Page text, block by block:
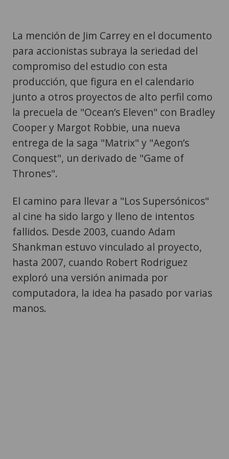
La mención de Jim Carrey en el documento
para accionistas subraya la seriedad del
compromiso del estudio con esta
producción, que figura en el calendario
junto a otros proyectos de alto perfil como
la precuela de "Ocean’s Eleven" con Bradley
Cooper y Margot Robbie, una nueva
entrega de la saga "Matrix" y "Aegon’s
Conquest", un derivado de "Game of
Thrones".
El camino para llevar a "Los Supersónicos"
al cine ha sido largo y lleno de intentos
fallidos. Desde 2003, cuando Adam
Shankman estuvo vinculado al proyecto,
hasta 2007, cuando Robert Rodriguez
exploró una versión animada por
computadora, la idea ha pasado por varias
manos.